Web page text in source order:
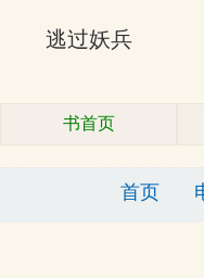
逃过妖兵
书首页
首页